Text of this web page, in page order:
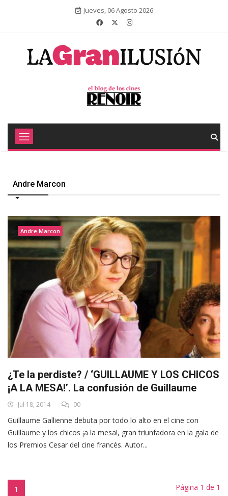
Jueves, 06 Agosto 2026
Andre Marcon
Andre Marcon
¿Te la perdiste? / ‘GUILLAUME Y LOS CHICOS
¡A LA MESA!’. La confusión de Guillaume
Jul 18, 2014 00
Guillaume Gallienne debuta por todo lo alto en el cine con
Guillaume y los chicos ¡a la mesa!, gran triunfadora en la gala de
los Premios Cesar del cine francés. Autor...
1 Página 1 de 1